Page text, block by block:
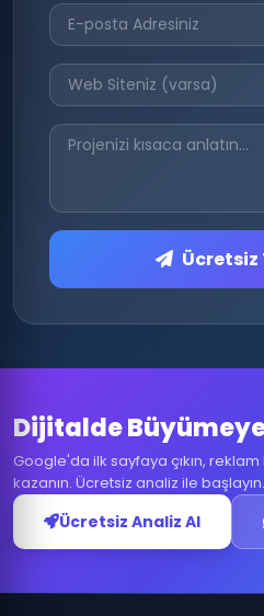
Ücretsiz
Dijitalde Büyümeye
Google'da ilk sayfaya çıkın,
kazanın. Ücretsiz analiz ile başlayın.
Ücretsiz Analiz Al